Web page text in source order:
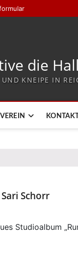
die
KNEIPE IN
VEREIN
Sari Schorr
Studioalbum